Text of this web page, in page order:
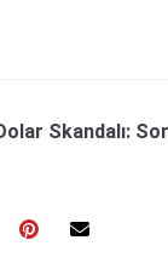
Skandalı: